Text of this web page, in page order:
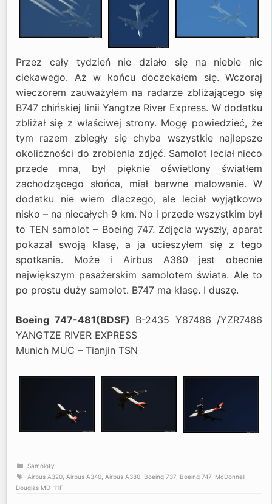
Przez cały tydzień nie działo się na niebie nic
ciekawego. Aż w końcu doczekałem się. Wczoraj
wieczorem zauważyłem na radarze zbliżającego się
B747 chińskiej linii Yangtze River Express. W dodatku
zbliżał się z właściwej strony. Mogę powiedzieć, że
tym razem zbiegły się chyba wszystkie najlepsze
okoliczności do zrobienia zdjęć. Samolot leciał nieco
przede mna, był pięknie oświetlony światłem
zachodzącego słońca, miał barwne malowanie. W
dodatku nie wiem dlaczego, ale leciał wyjątkowo
nisko – na niecałych 9 km. No i przede wszystkim był
to TEN samolot – Boeing 747. Zdjęcia wyszły, aparat
pokazał swoją klasę, a ja ucieszyłem się z tego
spotkania. Może i Airbus A380 jest obecnie
największym pasażerskim samolotem świata. Ale to
po prostu duży samolot. B747 ma klasę. I duszę.
Boeing 747-481(BDSF) B-2435 Y87486 /YZR7486
YANGTZE RIVER EXPRESS
Munich MUC – Tianjin TSN
Kategorie
Samoloty
Tagi
Airbus A320 Airbus A340 Airbus A380 Boeing 737 Boeing 747 McDonnell
Douglas MD-11F